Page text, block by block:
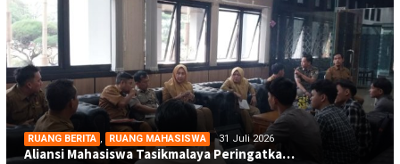
RUANG BERITA , RUANG MAHASISWA 31 Juli 2026
Aliansi Mahasiswa Tasikmalaya Peringatka…